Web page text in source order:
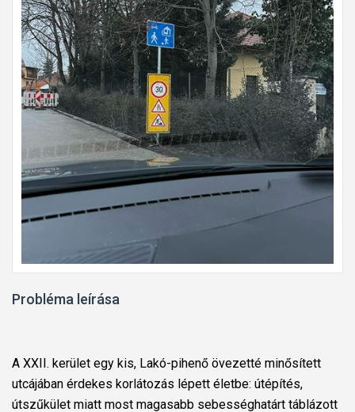
Probléma leírása
A XXII. kerület egy kis, Lakó-pihenő övezetté minősített
utcájában érdekes korlátozás lépett életbe: útépítés,
útszűkület miatt most magasabb sebességhatárt táblázott